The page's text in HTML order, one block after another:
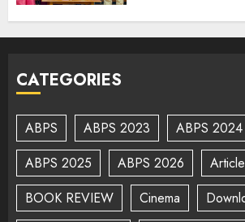
CATEGORIES
ABPS ABPS 2023
ABPS 2024
ABPS 2025
ABPS 2026
BOOK REVIEW
Cinema